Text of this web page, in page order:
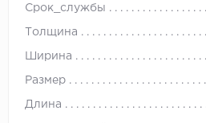
Срок_службы
Толщина
Ширина
Размер
Длина